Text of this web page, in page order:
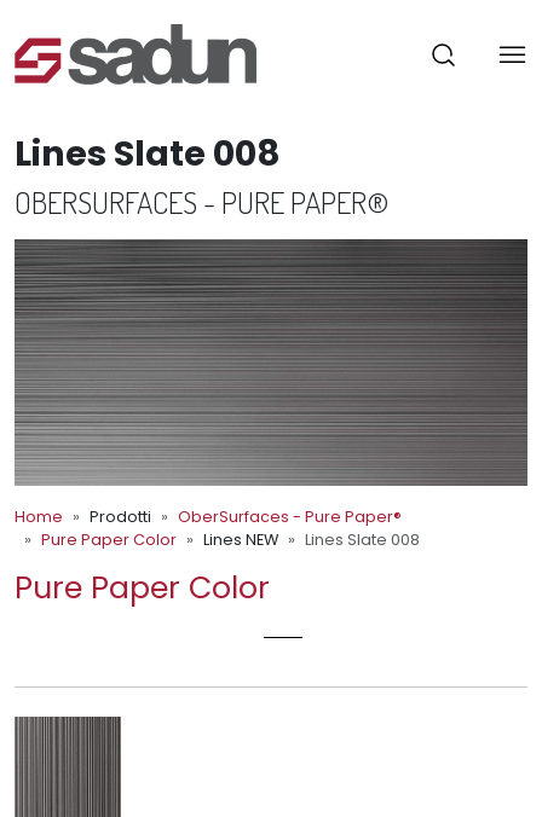
Lines Slate 008
OBERSURFACES - PURE PAPER®
Home Prodotti
OberSurfaces - Pure Paper®
Pure Paper Color
Lines NEW Lines Slate 008
Pure Paper Color